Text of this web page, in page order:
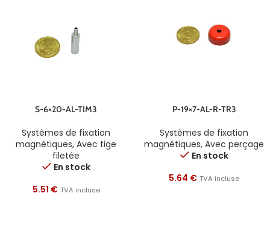
S-6×20-AL-TIM3
Systèmes de fixation
magnétiques, Avec tige
filetée
En stock
5.51 € TVA incluse
P-19×7-AL-R-TR3
Systèmes de fixation
magnétiques, Avec perçage
En stock
5.64 € TVA incluse